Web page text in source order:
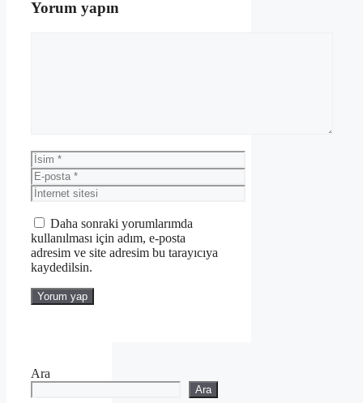
Yorum yapın
İsim
E-
posta
İnternet
sitesi
Daha sonraki yorumlarımda
kullanılması için adım, e-posta
adresim ve site adresim bu tarayıcıya
kaydedilsin.
Ara
Ara